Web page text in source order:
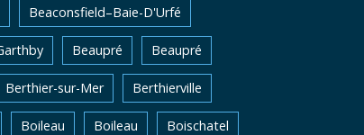
Beaconsfield–Baie-D'Urfé
Beaupré Beaupré
Berthier-sur-Mer Berthierville
Boileau Boileau Boischatel